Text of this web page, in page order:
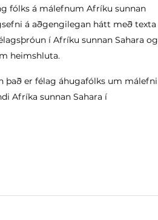
fólks á málefnum Afríku sunnan
á aðgengilegan hátt með texta
í Afríku sunnan Sahara og
heimshluta.
það er félag áhugafólks um málefni
Afríka sunnan Sahara í